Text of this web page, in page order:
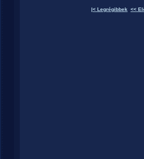
|< Legrégibbek <<